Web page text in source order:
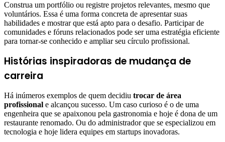
Construa um portfólio ou registre projetos relevantes, mesmo que
voluntários. Essa é uma forma concreta de apresentar suas
habilidades e mostrar que está apto para o desafio. Participar de
comunidades e fóruns relacionados pode ser uma estratégia eficiente
para tornar-se conhecido e ampliar seu círculo profissional.
Histórias inspiradoras de mudança de
carreira
Há inúmeros exemplos de quem decidiu trocar de área
profissional e alcançou sucesso. Um caso curioso é o de uma
engenheira que se apaixonou pela gastronomia e hoje é dona de um
restaurante renomado. Ou do administrador que se especializou em
tecnologia e hoje lidera equipes em startups inovadoras.